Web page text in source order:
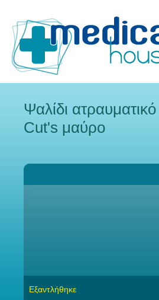
Ψαλίδι ατραυματικό
Cut's μαύρο
Εξαντλήθηκε